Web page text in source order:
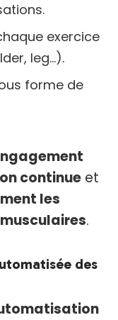
exercice
leg…).
forme de
continue et
les
.
des